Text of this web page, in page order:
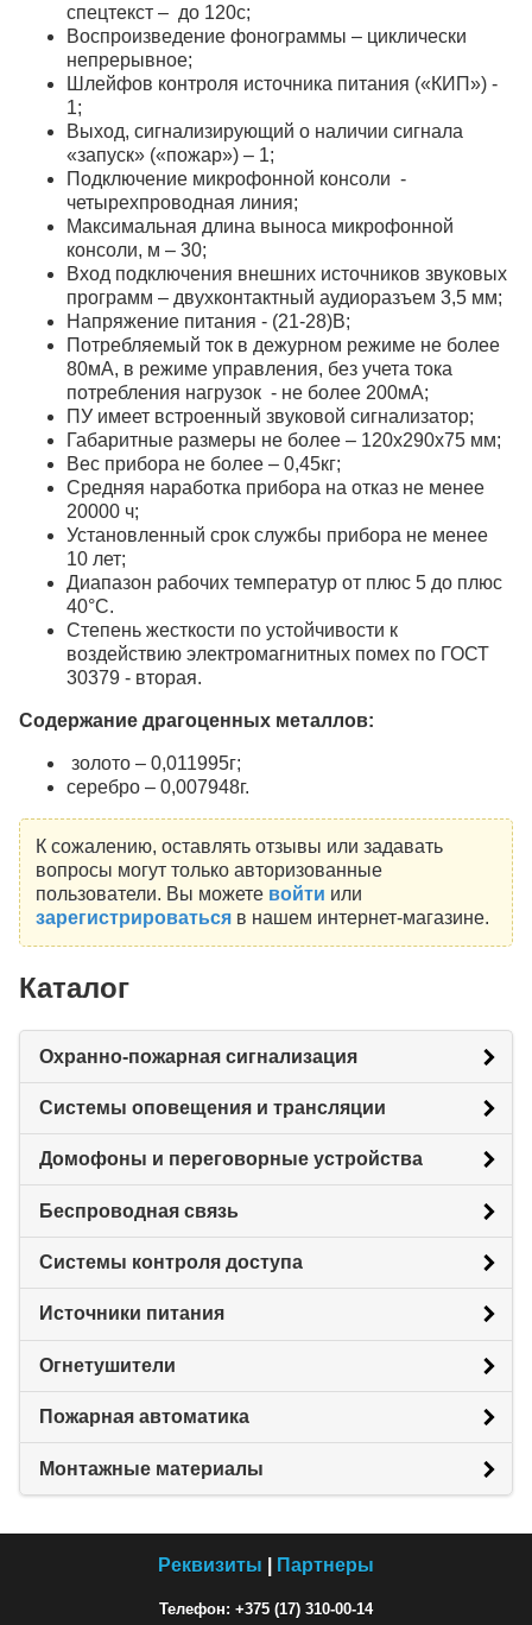
спецтекст – до 120с;
Воспроизведение фонограммы – циклически
непрерывное;
Шлейфов контроля источника питания («КИП») -
1;
Выход, сигнализирующий о наличии сигнала
«запуск» («пожар») – 1;
Подключение микрофонной консоли -
четырехпроводная линия;
Максимальная длина выноса микрофонной
консоли, м – 30;
Вход подключения внешних источников звуковых
программ – двухконтактный аудиоразъем 3,5 мм;
Напряжение питания - (21-28)В;
Потребляемый ток в дежурном режиме не более
80мА, в режиме управления, без учета тока
потребления нагрузок - не более 200мА;
ПУ имеет встроенный звуковой сигнализатор;
Габаритные размеры не более – 120х290х75 мм;
Вес прибора не более – 0,45кг;
Средняя наработка прибора на отказ не менее
20000 ч;
Установленный срок службы прибора не менее
10 лет;
Диапазон рабочих температур от плюс 5 до плюс
40°С.
Степень жесткости по устойчивости к
воздействию электромагнитных помех по ГОСТ
30379 - вторая.
Содержание драгоценных металлов:
золото – 0,011995г;
серебро – 0,007948г.
К сожалению, оставлять отзывы или задавать
вопросы могут только авторизованные
пользователи. Вы можете войти или
зарегистрироватьсяв нашем интернет-магазине.
Каталог
Охранно-пожарная сигнализация
Системы оповещения и трансляции
Домофоны и переговорные устройства
Беспроводная связь
Системы контроля доступа
Источники питания
Огнетушители
Пожарная автоматика
Монтажные материалы
Реквизиты Партнеры
Телефон: +375 (17) 310-00-14